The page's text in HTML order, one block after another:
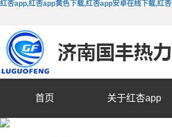
红杏app,红杏app黄色下载,红杏app安卓在线下载,红
首页 关于红杏app